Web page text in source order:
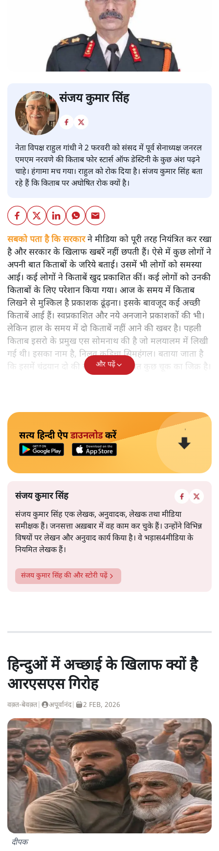
संजय कुमार सिंह
नेता विपक्ष राहुल गांधी ने 2 फरवरी को संसद में पूर्व सेनाध्यक्ष जनरल
एमएम नरवणे की किताब फोर स्टार्स ऑफ डेस्टिनी के कुछ अंश पढ़ने
चाहे। हंगामा मच गया। राहुल को रोक दिया है। संजय कुमार सिंह बता
रहे हैं कि किताब पर अघोषित रोक क्यों है।
सबको पता है कि सरकारने मीडिया को पूरी तरह नियंत्रित कर रखा
है और सरकार के खिलाफ खबरें नहीं छपती हैं। ऐसे में कुछ लोगों ने
अपनी बात किताबों के जरिये बताई। उसमें भी लोगों को समस्या
आई। कई लोगों ने किताबें खुद प्रकाशित कीं। कई लोगों को उनकी
किताबों के लिए परेशान किया गया। आज के समय में किताब
लिखने से मुश्किल है प्रकाशक ढूंढ़ना। इसके बावजूद कई अच्छी
किताबें आई हैं। स्वप्रकाशित और नये अनजाने प्रकाशकों की भी।
लेकिन हाल के समय में दो किताबें नहीं आने की खबर है। पहली
किताब इसरो के प्रमुख एस सोमनाथ की है जो मलयालम में लिखी
गई थी। इसका नाम है, निलवु कुडिचा सिमहंगल। बताया जाता है
कि इसमें चंद्रयान दो की नाकामी से संबंधित कुछ चूक का जिक्र है।
और पढ़ें
सत्य हिन्दी ऐपडाउनलोडकरें
संजय कुमार सिंह
संजय कुमार सिंह एक लेखक, अनुवादक, लेखक तथा मीडिया
समीक्षक हैं। जनसत्ता अख़बार में वह काम कर चुके हैं। उन्होंने विभिन्न
विषयों पर लेखन और अनुवाद कार्य किया है। वे भड़ास4मीडिया के
नियमित लेखक हैं।
संजय कुमार सिंहकी और स्टोरी पढ़ें
हिन्दुओं में अच्छाई के खिलाफ क्यों है
आरएसएस गिरोह
वक़्त-बेवक़्त अपूर्वानंद| 2 FEB, 2026
दीपक